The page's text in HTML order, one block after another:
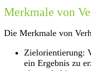
Merkmale von
Die Merkmale von
Zielorientierung:
ein Ergebnis zu